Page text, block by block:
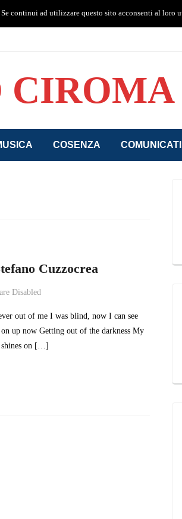
CIROMA
COSENZA COMUNICATI
Cuzzocrea
Disabled
out of me I was blind, now I can see
up now Getting out of the darkness My
shines on […]
continui ad utilizzare questo sito acconsenti al loro